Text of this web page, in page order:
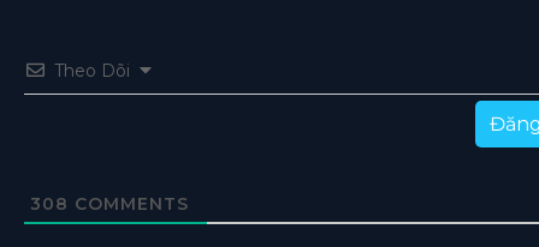
Theo Dõi
308 COMMENTS